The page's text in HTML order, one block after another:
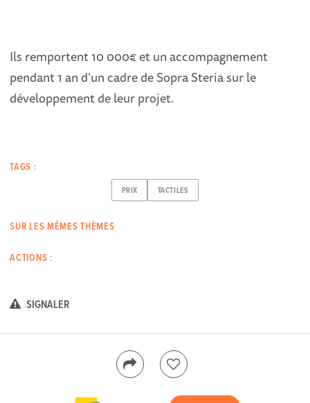
Ils remportent 10 000€ et un accompagnement
pendant 1 an d’un cadre de Sopra Steria sur le
développement de leur projet.
TAGS :
PRIX TACTILES
SUR LES MÊMES THÈMES
ACTIONS :
SIGNALER